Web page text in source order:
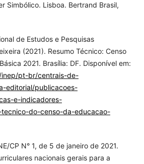
Simbólico. Lisboa. Bertrand Brasil,
de Estudos e Pesquisas
(2021). Resumo Técnico: Censo
2021. Brasília: DF. Disponível em:
pt-br/centrais-de-
editorial/publicacoes-
e-indicadores-
do-censo-da-educacao-
CP N° 1, de 5 de janeiro de 2021.
nacionais gerais para a